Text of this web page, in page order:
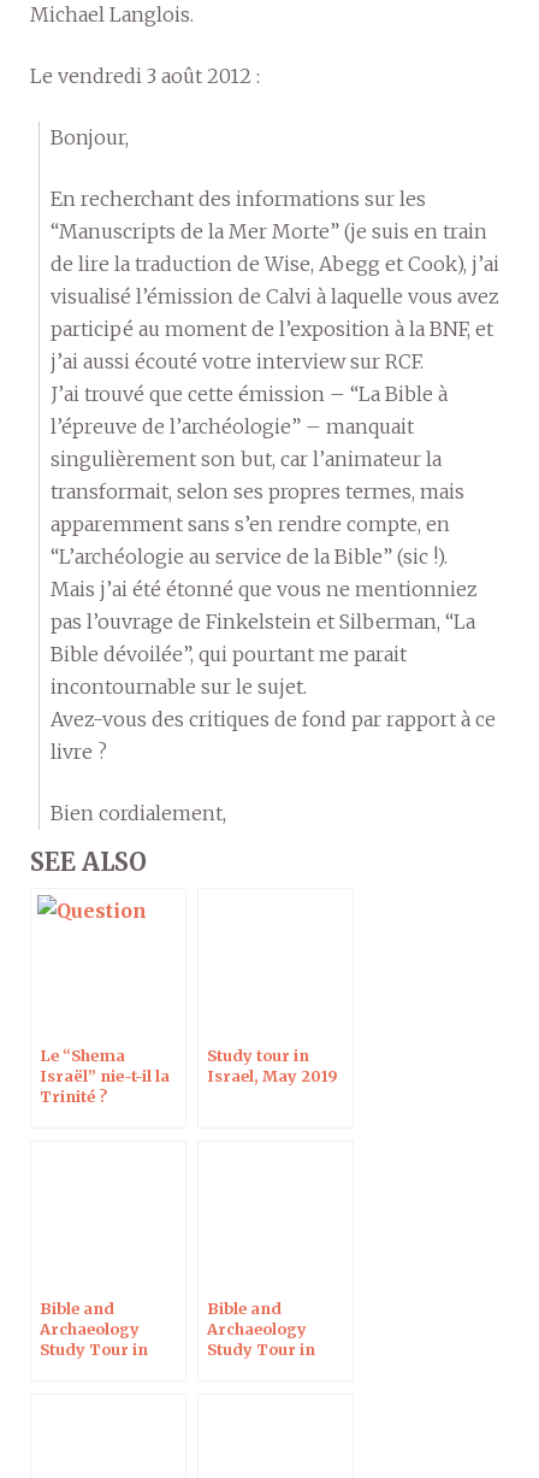
Michael Langlois.
Le vendredi 3 août 2012 :
Bonjour,
En recherchant des informations sur les
“Manuscripts de la Mer Morte” (je suis en train
de lire la traduction de Wise, Abegg et Cook), j’ai
visualisé l’émission de Calvi à laquelle vous avez
participé au moment de l’exposition à la BNF, et
j’ai aussi écouté votre interview sur RCF.
J’ai trouvé que cette émission – “La Bible à
l’épreuve de l’archéologie” – manquait
singulièrement son but, car l’animateur la
transformait, selon ses propres termes, mais
apparemment sans s’en rendre compte, en
“L’archéologie au service de la Bible” (sic !).
Mais j’ai été étonné que vous ne mentionniez
pas l’ouvrage de Finkelstein et Silberman, “La
Bible dévoilée”, qui pourtant me parait
incontournable sur le sujet.
Avez-vous des critiques de fond par rapport à ce
livre ?
Bien cordialement,
SEE ALSO
Le “Shema
Israël” nie-t-il la
Trinité ?
Study tour in
Israel, May 2019
Bible and
Archaeology
Study Tour in
Bible and
Archaeology
Study Tour in